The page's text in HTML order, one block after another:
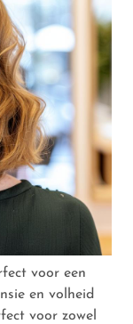
voor een
en volheid
voor zowel